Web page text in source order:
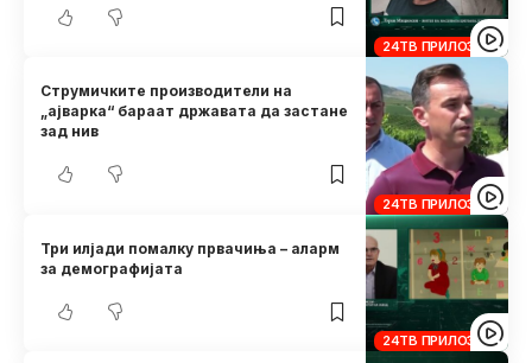
24ТВ ПРИЛОЗИ
24ТВ ПРИЛОЗИ
Струмичките производители на
„ајварка“ бараат државата да застане
зад нив
24ТВ ПРИЛОЗИ
Три илјади помалку првачиња – аларм
за демографијата